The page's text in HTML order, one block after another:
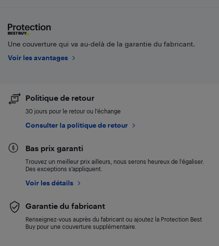
Une couverture qui va au-delà de la garantie du fabricant.
Voir les avantages
Politique de retour
30 jours pour le retour ou l’échange
Consulter la politique de retour
Bas prix garanti
Trouvez un meilleur prix ailleurs, nous serons heureux de l’égaliser.
Des exceptions s’appliquent.
Voir les détails
Garantie du fabricant
Renseignez-vous auprès du fabricant ou ajoutez la Protection Best
Buy pour une couverture supplémentaire.